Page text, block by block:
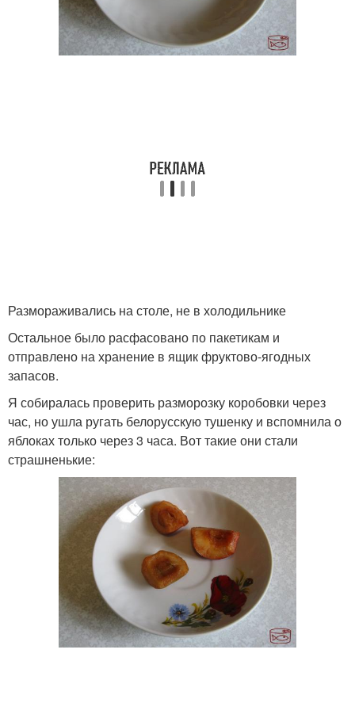
Размораживались на столе, не в холодильнике
Остальное было расфасовано по пакетикам и
отправлено на хранение в ящик фруктово-ягодных
запасов.
Я собиралась проверить разморозку коробовки через
час, но ушла ругать белорусскую тушенку и вспомнила о
яблоках только через 3 часа. Вот такие они стали
страшненькие: